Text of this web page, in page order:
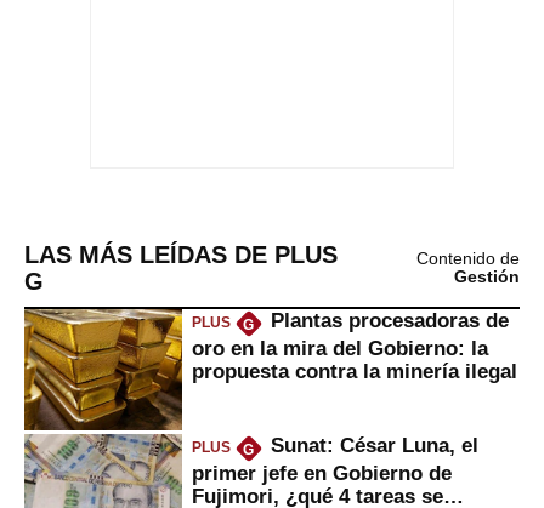
LAS MÁS LEÍDAS DE PLUS
G
Contenido de
Gestión
PLUS G
Plantas procesadoras de
oro en la mira del Gobierno: la
propuesta contra la minería ilegal
PLUS G
Sunat: César Luna, el
primer jefe en Gobierno de
Fujimori, ¿qué 4 tareas se